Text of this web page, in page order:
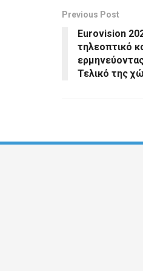
Previous Post
Eurovision
τηλεοπτικό
Τελικό της